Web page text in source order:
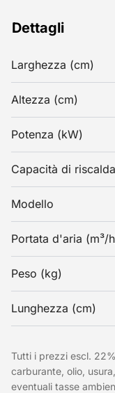
Dettagli
Larghezza (cm)
Altezza (cm)
Potenza (kW)
Capacità di
Modello
Portata d'aria (m³/
Peso (kg)
Lunghezza (cm)
Tutti i prezzi escl.
carburante, olio,
eventuali tasse